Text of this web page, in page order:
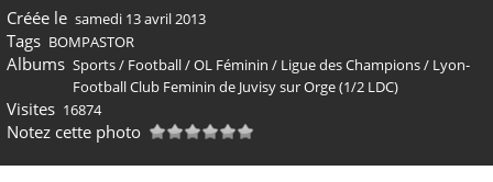
Créée le samedi 13 avril 2013
Tags BOMPASTOR
Albums Sports/ Football/OL Féminin / Ligue des Champions/ Lyon-
Football Club Feminin de Juvisy sur Orge (1/2 LDC)
Visites 16874
Notez cette photo